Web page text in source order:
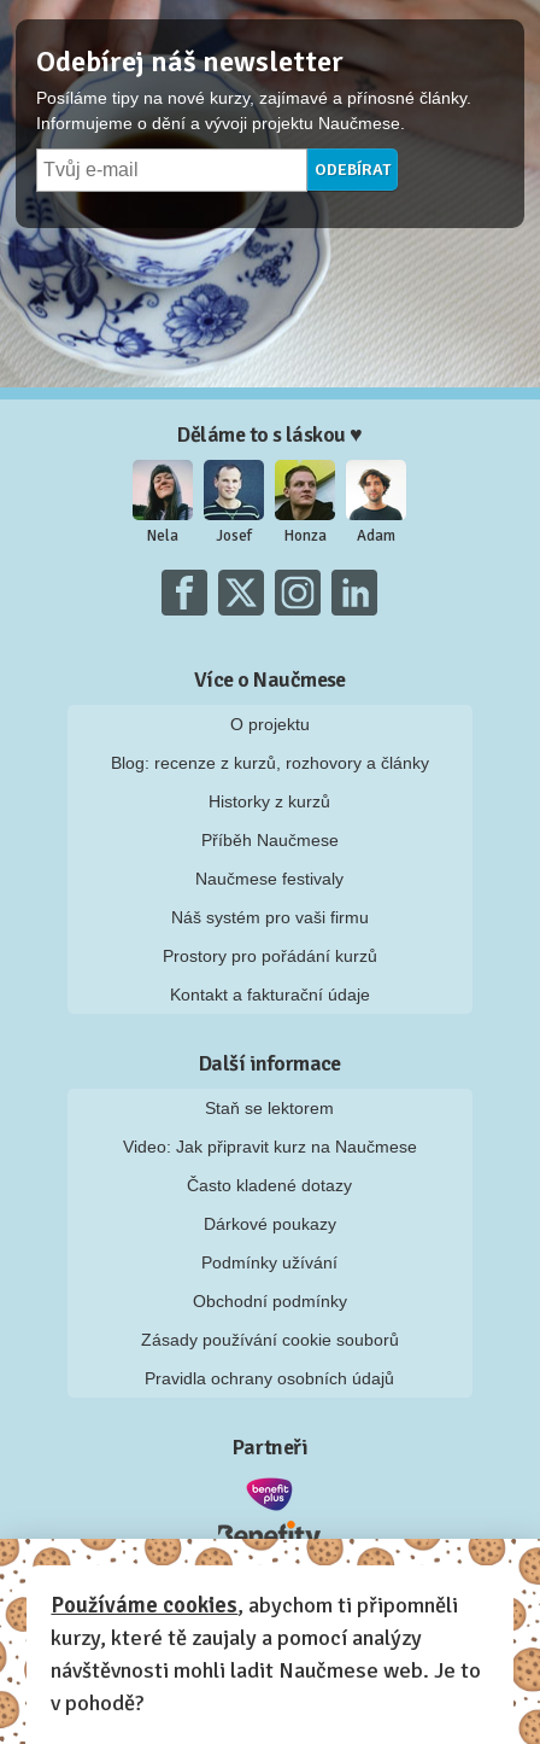
Odebírej náš newsletter
Posíláme tipy na nové kurzy, zajímavé a přínosné články.
Informujeme o dění a vývoji projektu Naučmese.
Děláme to s láskou ♥
Nela Josef Honza Adam
Více o Naučmese
O projektu
Blog: recenze z kurzů, rozhovory a články
Historky z kurzů
Příběh Naučmese
Naučmese festivaly
Náš systém pro vaši firmu
Prostory pro pořádání kurzů
Kontakt a fakturační údaje
Další informace
Staň se lektorem
Video: Jak připravit kurz na Naučmese
Často kladené dotazy
Dárkové poukazy
Podmínky užívání
Obchodní podmínky
Zásady používání cookie souborů
Pravidla ochrany osobních údajů
Partneři
Používáme cookies, abychom ti připomněli
kurzy, které tě zaujaly a pomocí analýzy
návštěvnosti mohli ladit Naučmese web. Je to
v pohodě?